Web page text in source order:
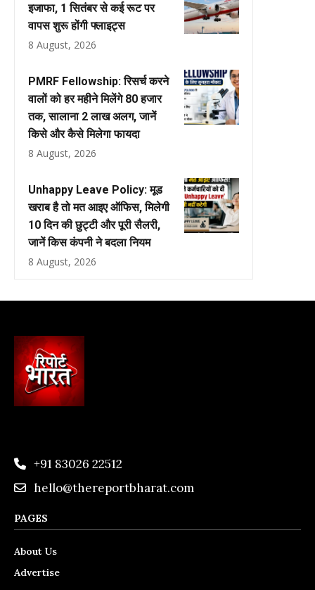
इजाफा, 1 सितंबर से कई रूट पर
वापस शुरू होंगी फ्लाइट्स
8 August, 2026
PMRF Fellowship: रिसर्च करने
वालों को हर महीने मिलेंगे ₹80 हजार
तक, सालाना ₹2 लाख अलग, जानें
किसे और कैसे मिलेगा फायदा
8 August, 2026
Unhappy Leave Policy: मूड
खराब है तो मत आइए ऑफिस, मिलेगी
10 दिन की छुट्टी और पूरी सैलरी,
जानें किस कंपनी ने बदला नियम
8 August, 2026
+91 83026 22512
hello@thereportbharat.com
PAGES
About Us
Advertise